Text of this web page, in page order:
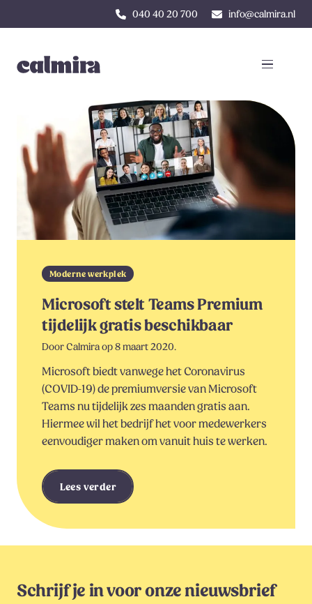
040 40 20 700 info@calmira.nl
Moderne werkplek
Microsoft stelt Teams Premium
tijdelijk gratis beschikbaar
Door Calmira op 8 maart 2020.
Microsoft biedt vanwege het Coronavirus
(COVID-19) de premiumversie van Microsoft
Teams nu tijdelijk zes maanden gratis aan.
Hiermee wil het bedrijf het voor medewerkers
eenvoudiger maken om vanuit huis te werken.
Lees verder
Schrijf je in voor onze nieuwsbrief